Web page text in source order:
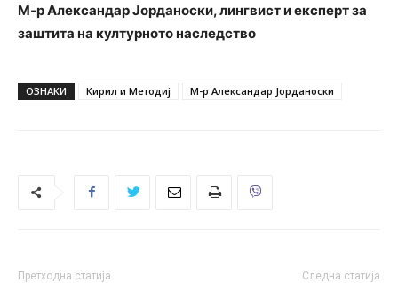
М-р Александар Јорданоски, лингвист и експерт за
заштита на културното наследство
ОЗНАКИ Кирил и Методиј М-р Александар Јорданоски
Претходна статија Следна статија